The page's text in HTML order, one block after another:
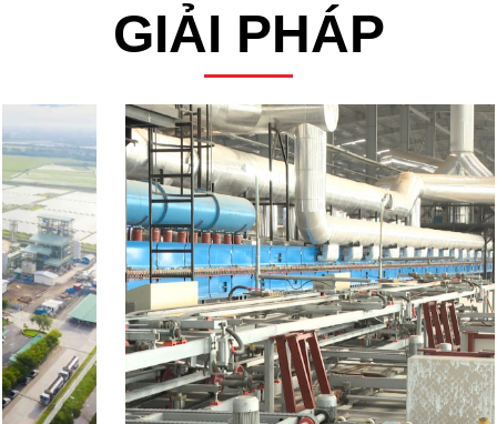
GIẢI PHÁP